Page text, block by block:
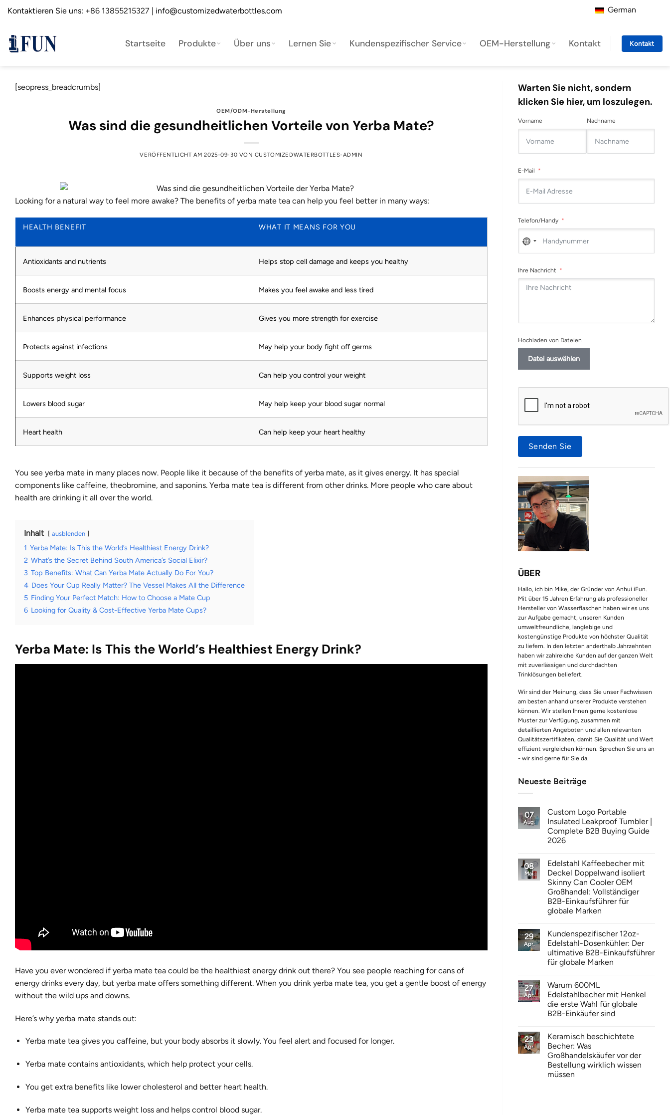
ZumKontaktieren Sie uns: +86 13855215327 | info@customizedwaterbottles.com German
Startseite Produkte Über uns Lernen Sie Kundenspezifischer Service OEM-Herstellung Kontakt Kontakt
[seopress_breadcrumbs]
OEM/ODM-Herstellung
Was sind die gesundheitlichen Vorteile von Yerba Mate?
VERÖFFENTLICHT AM2025-09-30 VON CUSTOMIZEDWATERBOTTLES-ADMIN
Looking for a natural way to feel more awake? The benefits of yerba mate tea can help you feel better in many ways:
HEALTH BENEFIT WHAT IT MEANS FOR YOU
Antioxidants and nutrients Helps stop cell damage and keeps you healthy
Boosts energy and mental focus Makes you feel awake and less tired
Enhances physical performance Gives you more strength for exercise
Protects against infections May help your body fight off germs
Supports weight loss Can help you control your weight
Lowers blood sugar May help keep your blood sugar normal
Heart health Can help keep your heart healthy
You see yerba mate in many places now. People like it because of the benefits of yerba mate, as it gives energy. It has special
components like caffeine, theobromine, and saponins. Yerba mate tea is different from other drinks. More people who care about
health are drinking it all over the world.
Inhalt ausblenden
1 Yerba Mate: Is This the World’s Healthiest Energy Drink?
2 What’s the Secret Behind South America’s Social Elixir?
3 Top Benefits: What Can Yerba Mate Actually Do For You?
4 Does Your Cup Really Matter? The Vessel Makes All the Difference
5 Finding Your Perfect Match: How to Choose a Mate Cup
6 Looking for Quality & Cost-Effective Yerba Mate Cups?
Yerba Mate: Is This the World’s Healthiest Energy Drink?
Have you ever wondered if yerba mate tea could be the healthiest energy drink out there? You see people reaching for cans of
energy drinks every day, but yerba mate offers something different. When you drink yerba mate tea, you get a gentle boost of energy
without the wild ups and downs.
Here’s why yerba mate stands out:
Yerba mate tea gives you caffeine, but your body absorbs it slowly. You feel alert and focused for longer.
Yerba mate contains antioxidants, which help protect your cells.
You get extra benefits like lower cholesterol and better heart health.
Yerba mate tea supports weight loss and helps control blood sugar.
Warten Sie nicht, sondern
klicken Sie hier, um loszulegen.
Vorname Nachname
E-Mail
Telefon/Handy
No
country
selected
Ihre Nachricht
Hochladen von Dateien
Datei auswählen
Senden Sie
ÜBER
Hallo, ich bin Mike, der Gründer von Anhui iFun.
Mit über 15 Jahren Erfahrung als professioneller
Hersteller von Wasserflaschen haben wir es uns
zur Aufgabe gemacht, unseren Kunden
umweltfreundliche, langlebige und
kostengünstige Produkte von höchster Qualität
zu liefern. In den letzten anderthalb Jahrzehnten
haben wir zahlreiche Kunden auf der ganzen Welt
mit zuverlässigen und durchdachten
Trinklösungen beliefert.
Wir sind der Meinung, dass Sie unser Fachwissen
am besten anhand unserer Produkte verstehen
können. Wir stellen Ihnen gerne kostenlose
Muster zur Verfügung, zusammen mit
detaillierten Angeboten und allen relevanten
Qualitätszertifikaten, damit Sie Qualität und Wert
effizient vergleichen können. Sprechen Sie uns an
- wir sind gerne für Sie da.
Neueste Beiträge
07
Aug.
Custom Logo Portable
Insulated Leakproof Tumbler |
Complete B2B Buying Guide
2026
08
Mai
Edelstahl Kaffeebecher mit
Deckel Doppelwand isoliert
Skinny Can Cooler OEM
Großhandel: Vollständiger
B2B-Einkaufsführer für
globale Marken
29
Apr.
Kundenspezifischer 12oz-
Edelstahl-Dosenkühler: Der
ultimative B2B-Einkaufsführer
für globale Marken
27
Apr.
Warum 600ML
Edelstahlbecher mit Henkel
die erste Wahl für globale
B2B-Einkäufer sind
23
Apr.
Keramisch beschichtete
Becher: Was
Großhandelskäufer vor der
Bestellung wirklich wissen
müssen